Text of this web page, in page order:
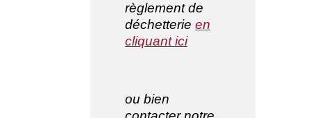
règlement de
déchetterie en
cliquant ici
ou bien